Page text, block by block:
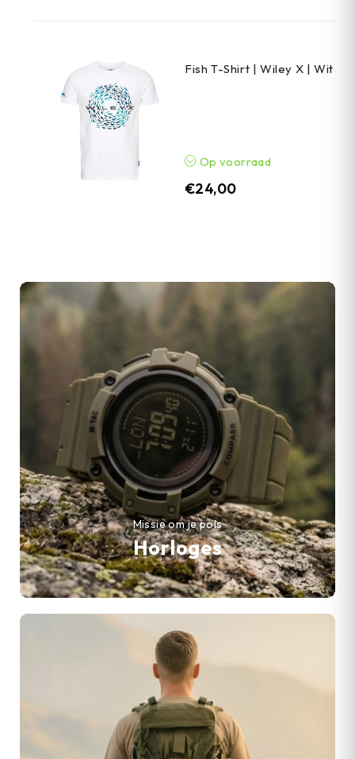
Fish T-Shirt | Wiley X | Wit
Op voorraad
€24,00
Horloges
Missie om je pols